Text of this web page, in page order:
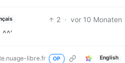
2 · vor 10 Monaten
libre.fr OP English